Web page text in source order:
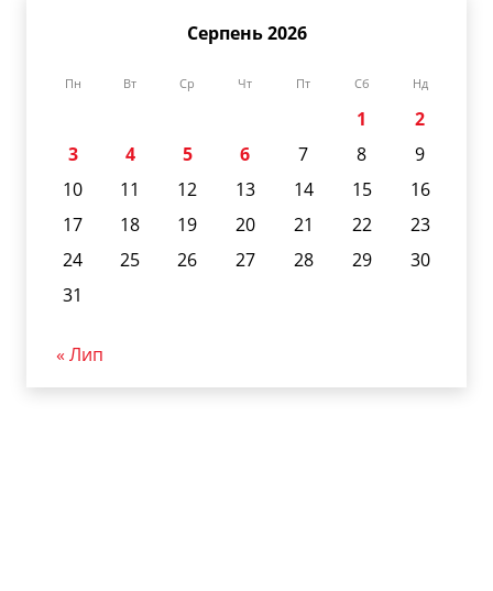
Серпень 2026
Пн Вт Ср Чт Пт Сб Нд
1
2
3
4 5 6 7 8
9
10
11 12 13 14 15
16
17
18 19 20 21 22
23
24
25 26 27 28 29
30
31
« Лип